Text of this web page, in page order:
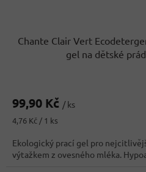
Chante Clair Vert
gel na dětské
99,90 Kč / ks
Měrná
4,76 Kč / 1 ks
Ekologický prací gel pro
výtažkem z ovesného mléka.